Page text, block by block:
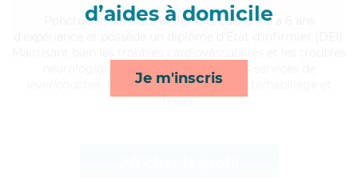
d’aides à domicile
Je m'inscris
Ponctuelle , altruiste et flexible, Catherine a 6 ans
neurologiques, Catherine apporte ses services de
lever/coucher, surveillance de nuit, toilette/habillage et
repas*